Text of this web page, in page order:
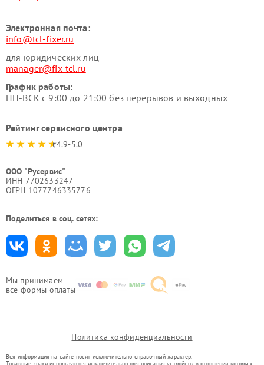
Мы принимаем
все формы оплаты
Электронная почта:
info@tcl-fixer.ru
для юридических лиц
manager@fix-tcl.ru
График работы:
ПН-ВСК с 9:00 до 21:00 без перерывов и выходных
Рейтинг сервисного центра
4.9-5.0
ООО "Русервис"
ИНН 7702633247
ОГРН 1077746335776
Поделиться в соц. сетях:
Политика конфиденциальности
Вся информация на сайте носит исключительно справочный характер.